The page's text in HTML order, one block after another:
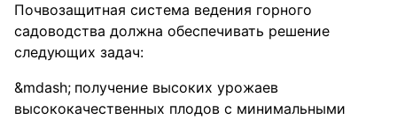
Почвозащитная система ведения горного
садоводства должна обеспечивать решение
следующих задач:
получение высоких урожаев
высококачественных плодов с минимальными